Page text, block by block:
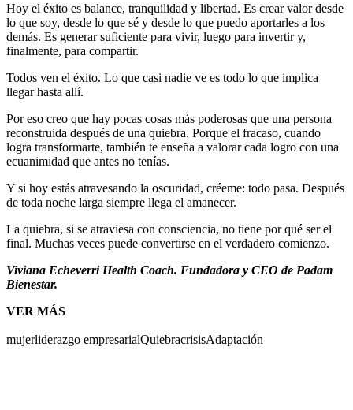
Hoy el éxito es balance, tranquilidad y libertad. Es crear valor desde
lo que soy, desde lo que sé y desde lo que puedo aportarles a los
demás. Es generar suficiente para vivir, luego para invertir y,
finalmente, para compartir.
Todos ven el éxito. Lo que casi nadie ve es todo lo que implica
llegar hasta allí.
Por eso creo que hay pocas cosas más poderosas que una persona
reconstruida después de una quiebra. Porque el fracaso, cuando
logra transformarte, también te enseña a valorar cada logro con una
ecuanimidad que antes no tenías.
Y si hoy estás atravesando la oscuridad, créeme: todo pasa. Después
de toda noche larga siempre llega el amanecer.
La quiebra, si se atraviesa con consciencia, no tiene por qué ser el
final. Muchas veces puede convertirse en el verdadero comienzo.
Viviana Echeverri Health Coach. Fundadora y CEO de Padam
Bienestar.
VER MÁS
mujerliderazgo empresarialQuiebracrisisAdaptación